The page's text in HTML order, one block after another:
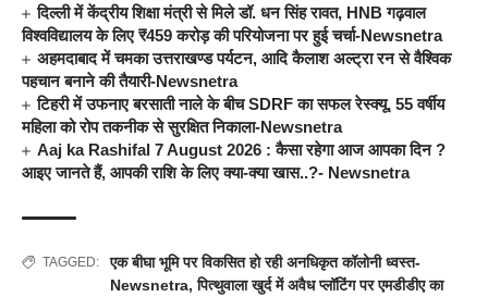
दिल्ली में केंद्रीय शिक्षा मंत्री से मिले डॉ. धन सिंह रावत, HNB गढ़वाल
विश्वविद्यालय के लिए ₹459 करोड़ की परियोजना पर हुई चर्चा-Newsnetra
अहमदाबाद में चमका उत्तराखण्ड पर्यटन, आदि कैलाश अल्ट्रा रन से वैश्विक
पहचान बनाने की तैयारी-Newsnetra
टिहरी में उफनाए बरसाती नाले के बीच SDRF का सफल रेस्क्यू, 55 वर्षीय
महिला को रोप तकनीक से सुरक्षित निकाला-Newsnetra
Aaj ka Rashifal 7 August 2026 : कैसा रहेगा आज आपका दिन ?
आइए जानते हैं, आपकी राशि के लिए क्या-क्या खास..?- Newsnetra
TAGGED:
एक बीघा भूमि पर विकसित हो रही अनधिकृत कॉलोनी ध्वस्त-
Newsnetra,पित्थुवाला खुर्द में अवैध प्लॉटिंग पर एमडीडीए का